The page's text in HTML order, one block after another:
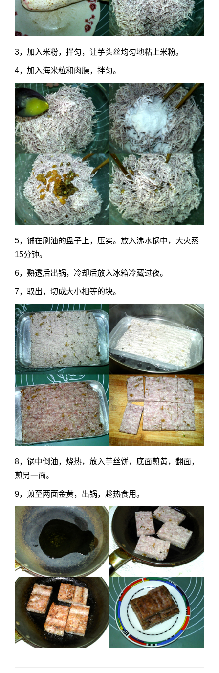
3，加入米粉，拌匀，让芋头丝均匀地粘上米粉。
4，加入海米粒和肉臊，拌匀。
5，铺在刷油的盘子上，压实。放入沸水锅中，大火蒸
15分钟。
6，熟透后出锅，冷却后放入冰箱冷藏过夜。
7，取出，切成大小相等的块。
8，锅中倒油，烧热，放入芋丝饼，底面煎黄，翻面，
煎另一面。
9， 煎至两面金黄，出锅，趁热食用。